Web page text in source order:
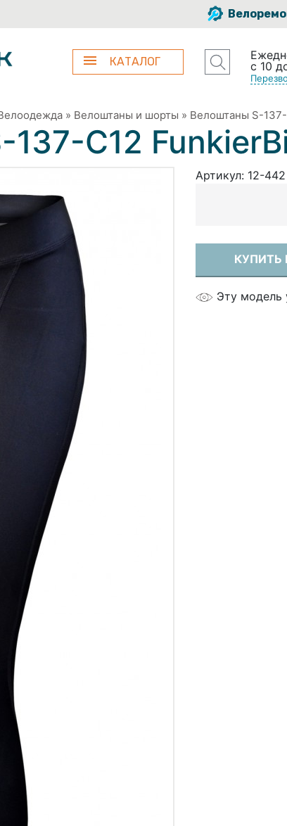
КАТАЛОГ
с 10
» Велоштаны и шорты » Велоштаны S-
C12
Артикул: 12-442
КУПИТЬ
Эту модель